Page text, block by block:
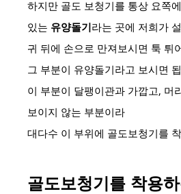
하지만 골도 보청기를 통상 요쪽
있는 유양돌기라는 곳에 저희가
귀 뒤에 손으로 만져보시면 툭 튀
그 부분이 유양돌기라고 보시면
이 부분이 달팽이관과 가깝고, 머
보이지 않는 부분이라
대다수 이 부위에 골도보청기를
골도보청기를 착용